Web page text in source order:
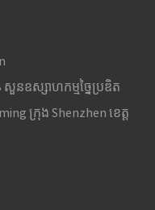
សួនឧស្សាហកម្មច្នៃប្រឌិត
ក្រុង Shenzhen ខេត្ត